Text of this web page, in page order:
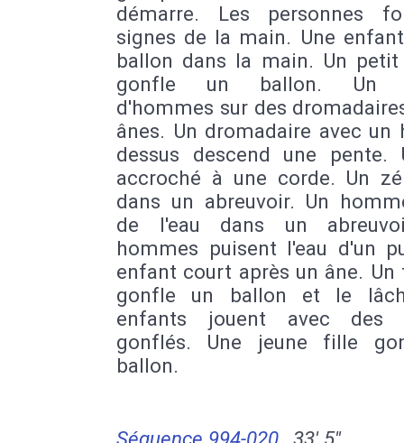
démarre. Les personnes
signes de la main. Une
ballon dans la main. Un petit
gonfle un ballon. Un
d'hommes sur des
ânes. Un dromadaire avec un
dessus descend une pente.
accroché à une corde. Un
dans un abreuvoir. Un
de l'eau dans un
hommes puisent l'eau d'un
enfant court après un âne. Un
gonfle un ballon et le
enfants jouent avec des
gonflés. Une jeune fille
ballon.
Séquence 994-020 33' 5''